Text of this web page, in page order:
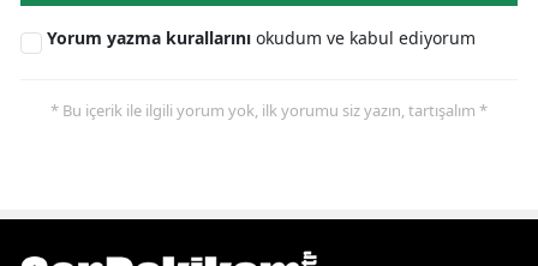
Yorum yazma kurallarını okudum ve kabul ediyorum
* Bu içerik ile ilgili yorum yok, ilk yorumu siz yazın, tartışalım *